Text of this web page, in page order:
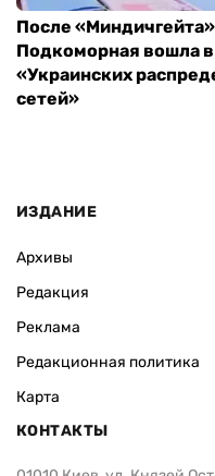
После
Подкоморная вошла
«Украинских
сетей»
ИЗДАНИЕ
Архивы
Редакция
Реклама
Редакционная политика
Карта
КОНТАКТЫ